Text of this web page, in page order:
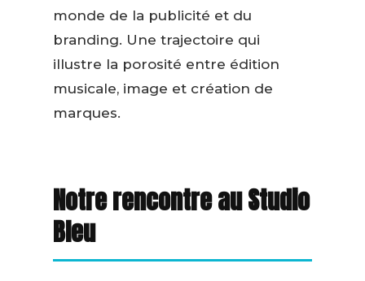
monde de la publicité et du
branding. Une trajectoire qui
illustre la porosité entre édition
musicale, image et création de
marques.
Notre rencontre au Studio
Bleu